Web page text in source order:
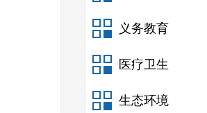
义务教育
医疗卫生
生态环境